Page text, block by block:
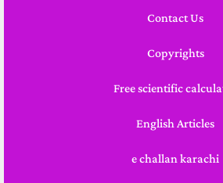
Contact Us
Copyrights
Free scientific
English Articles
e challan karachi